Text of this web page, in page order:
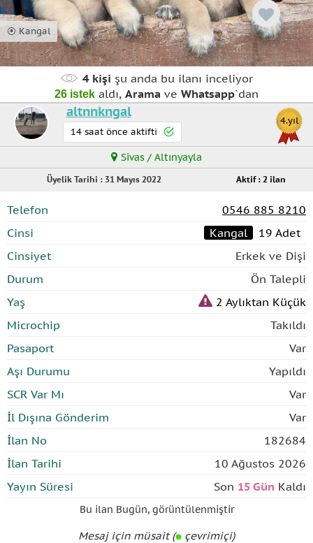
⦿ Kangal
4 kişi şu anda bu ilanı inceliyor
26 istek aldı, Arama ve Whatsapp`dan
4.yıl
altnnkngal
14 saat önce aktifti
Sivas / Altınyayla
Üyelik Tarihi : 31 Mayıs 2022 Aktif : 2 ilan
Telefon
0546 885 8210
Cinsi
Kangal
19 Adet
Cinsiyet
Erkek ve Dişi
Durum
Ön Talepli
Yaş
2 Aylıktan Küçük
Microchip
Takıldı
Pasaport
Var
Aşı Durumu
Yapıldı
SCR Var Mı
Var
İl Dışına Gönderim
Var
İlan No
182684
İlan Tarihi
10 Ağustos 2026
Yayın Süresi
Son 15 Gün Kaldı
Bu ilan Bugün, görüntülenmiştir
Mesaj için müsait ( çevrimiçi)